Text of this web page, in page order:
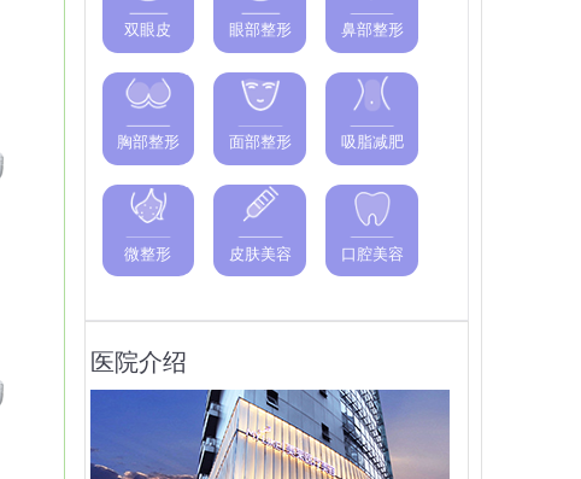
双眼皮 眼部整形 鼻部整形
胸部整形 面部整形 吸脂减肥
微整形 皮肤美容 口腔美容
医院介绍